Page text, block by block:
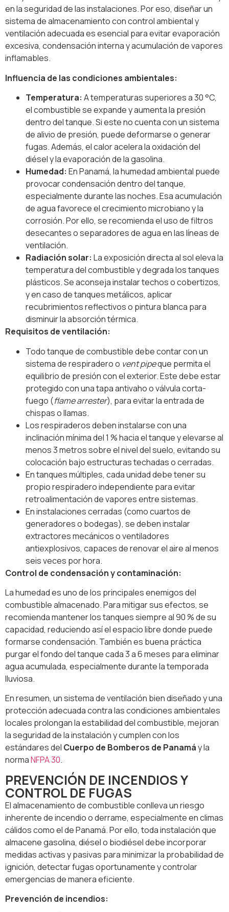
en la seguridad de las instalaciones. Por eso, diseñar un
sistema de almacenamiento con control ambiental y
ventilación adecuada es esencial para evitar evaporación
excesiva, condensación interna y acumulación de vapores
inflamables.
Influencia de las condiciones ambientales:
Temperatura: A temperaturas superiores a 30 °C,
el combustible se expande y aumenta la presión
dentro del tanque. Si este no cuenta con un sistema
de alivio de presión, puede deformarse o generar
fugas. Además, el calor acelera la oxidación del
diésel y la evaporación de la gasolina.
Humedad: En Panamá, la humedad ambiental puede
provocar condensación dentro del tanque,
especialmente durante las noches. Esa acumulación
de agua favorece el crecimiento microbiano y la
corrosión. Por ello, se recomienda el uso de filtros
desecantes o separadores de agua en las líneas de
ventilación.
Radiación solar: La exposición directa al sol eleva la
temperatura del combustible y degrada los tanques
plásticos. Se aconseja instalar techos o cobertizos,
y en caso de tanques metálicos, aplicar
recubrimientos reflectivos o pintura blanca para
disminuir la absorción térmica.
Requisitos de ventilación:
Todo tanque de combustible debe contar con un
sistema de respiradero o vent pipeque permita el
equilibrio de presión con el exterior. Este debe estar
protegido con una tapa antivaho o válvula corta-
fuego (flame arrester), para evitar la entrada de
chispas o llamas.
Los respiraderos deben instalarse con una
inclinación mínima del 1 % hacia el tanque y elevarse al
menos 3 metros sobre el nivel del suelo, evitando su
colocación bajo estructuras techadas o cerradas.
En tanques múltiples, cada unidad debe tener su
propio respiradero independiente para evitar
retroalimentación de vapores entre sistemas.
En instalaciones cerradas (como cuartos de
generadores o bodegas), se deben instalar
extractores mecánicos o ventiladores
antiexplosivos, capaces de renovar el aire al menos
seis veces por hora.
Control de condensación y contaminación:
La humedad es uno de los principales enemigos del
combustible almacenado. Para mitigar sus efectos, se
recomienda mantener los tanques siempre al 90 % de su
capacidad, reduciendo así el espacio libre donde puede
formarse condensación. También es buena práctica
purgar el fondo del tanque cada 3 a 6 meses para eliminar
agua acumulada, especialmente durante la temporada
lluviosa.
En resumen, un sistema de ventilación bien diseñado y una
protección adecuada contra las condiciones ambientales
locales prolongan la estabilidad del combustible, mejoran
la seguridad de la instalación y cumplen con los
estándares del Cuerpo de Bomberos de Panamáy la
normaNFPA 30.
PREVENCIÓN DE INCENDIOS Y
CONTROL DE FUGAS
El almacenamiento de combustible conlleva un riesgo
inherente de incendio o derrame, especialmente en climas
cálidos como el de Panamá. Por ello, toda instalación que
almacene gasolina, diésel o biodiésel debe incorporar
medidas activas y pasivas para minimizar la probabilidad de
ignición, detectar fugas oportunamente y controlar
emergencias de manera eficiente.
Prevención de incendios: